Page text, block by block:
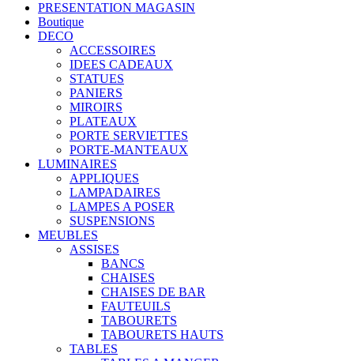
PRESENTATION MAGASIN
Boutique
DECO
ACCESSOIRES
IDEES CADEAUX
STATUES
PANIERS
MIROIRS
PLATEAUX
PORTE SERVIETTES
PORTE-MANTEAUX
LUMINAIRES
APPLIQUES
LAMPADAIRES
LAMPES A POSER
SUSPENSIONS
MEUBLES
ASSISES
BANCS
CHAISES
CHAISES DE BAR
FAUTEUILS
TABOURETS
TABOURETS HAUTS
TABLES